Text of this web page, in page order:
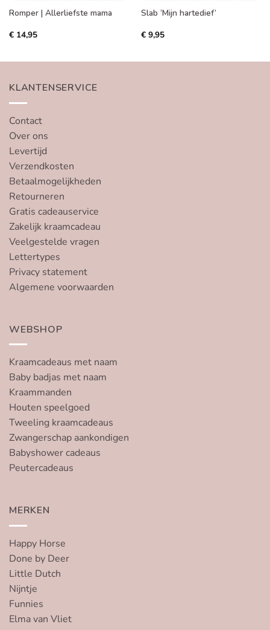
Romper | Allerliefste mama
€14,95
Slab ‘Mijn hartedief’
€9,95
KLANTENSERVICE
Contact
Over ons
Levertijd
Verzendkosten
Betaalmogelijkheden
Retourneren
Gratis cadeauservice
Zakelijk kraamcadeau
Veelgestelde vragen
Lettertypes
Privacy statement
Algemene voorwaarden
WEBSHOP
Kraamcadeaus met naam
Baby badjas met naam
Kraammanden
Houten speelgoed
Tweeling kraamcadeaus
Zwangerschap aankondigen
Babyshower cadeaus
Peutercadeaus
MERKEN
Happy Horse
Done by Deer
Little Dutch
Nijntje
Funnies
Elma van Vliet